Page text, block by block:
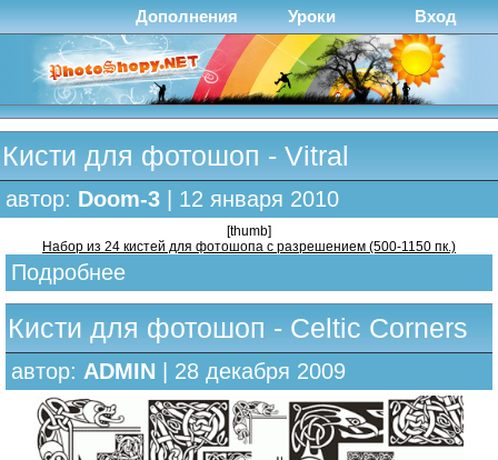
Дополнения Уроки Вход
Кисти для фотошоп - Vitral
автор: Doom-3 | 12 января 2010
[thumb]
Набор из 24 кистей для фотошопа с разрешением (500-1150 пк.)
Подробнее
Кисти для фотошоп - Celtic Corners
автор: ADMIN | 28 декабря 2009